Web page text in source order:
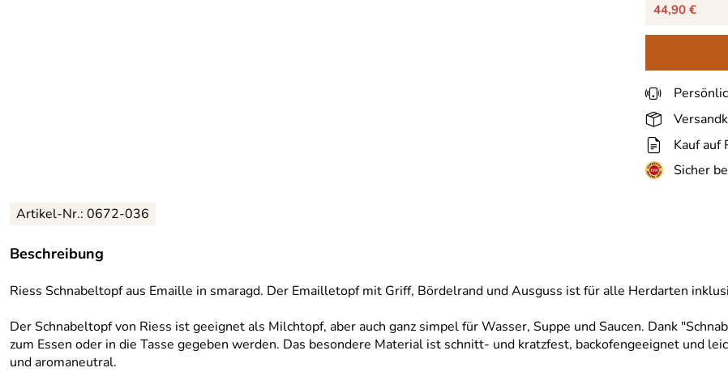
44,90 €
Kauf auf
Sicher
Artikel-Nr.: 0672-036
Beschreibung
Riess Schnabeltopf aus Emaille in smaragd. Der Emailletopf mit Griff, Bördelrand und Ausguss ist für alle Herdarten
Der Schnabeltopf von Riess ist geeignet als Milchtopf, aber auch ganz simpel für Wasser, Suppe und Saucen. Dank
zum Essen oder in die Tasse gegeben werden. Das besondere Material ist schnitt- und kratzfest, backofengeeignet und
und aromaneutral.